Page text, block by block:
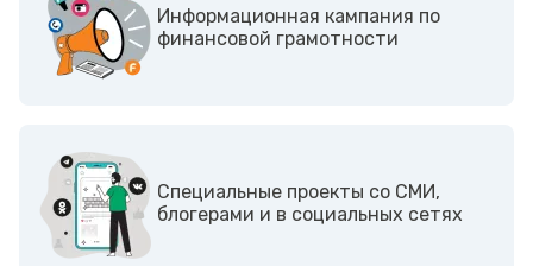
Информационная кампания по
финансовой грамотности
Cпециальные проекты со СМИ,
блогерами и в социальных сетях